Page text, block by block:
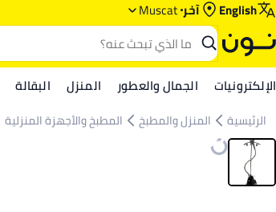
English آخر Muscat
الإلكترونيات الجمال والعطور المنزل البقالة
الرئيسية المنزل والمطبخ المطبخ والأجهزة المنزلية